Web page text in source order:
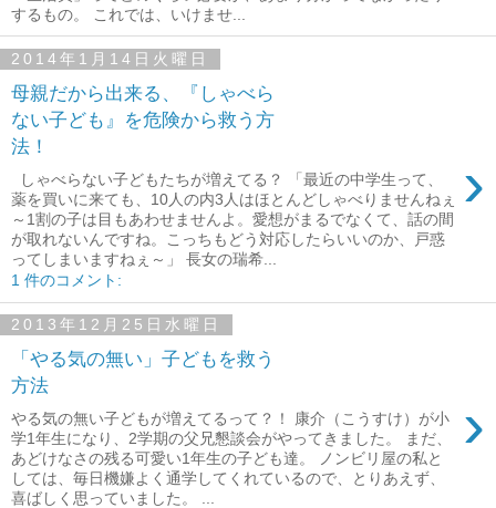
するもの。 これでは、いけませ...
2014年1月14日火曜日
母親だから出来る、『しゃべら
ない子ども』を危険から救う方
法！
›
しゃべらない子どもたちが増えてる？ 「最近の中学生って、
薬を買いに来ても、10人の内3人はほとんどしゃべりませんねぇ
～1割の子は目もあわせませんよ。愛想がまるでなくて、話の間
が取れないんですね。こっちもどう対応したらいいのか、戸惑
ってしまいますねぇ～」 長女の瑞希...
1 件のコメント:
2013年12月25日水曜日
「やる気の無い」子どもを救う
方法
›
やる気の無い子どもが増えてるって？！ 康介（こうすけ）が小
学1年生になり、2学期の父兄懇談会がやってきました。 まだ、
あどけなさの残る可愛い1年生の子ども達。 ノンビリ屋の私と
しては、毎日機嫌よく通学してくれているので、とりあえず、
喜ばしく思っていました。 ...